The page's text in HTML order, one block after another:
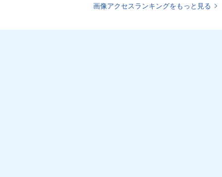
画像アクセスランキングをもっと見る